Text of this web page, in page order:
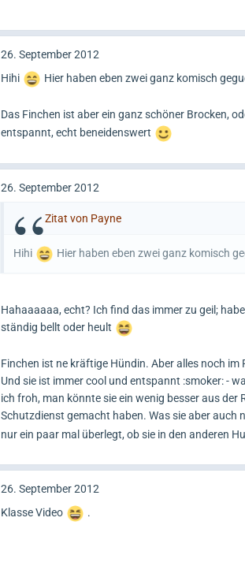
26. September 2012
Hihi
Hier haben eben zwei ganz komisch
Das Finchen ist aber ein ganz schöner Brocken,
entspannt, echt beneidenswert
26. September 2012
Zitat von Payne
Hihi Hier haben eben zwei ganz komisch
Hahaaaaaa, echt? Ich find das immer zu geil;
ständig bellt oder heult
Finchen ist ne kräftige Hündin. Aber alles noch im
Und sie ist immer cool und entspannt :smoker: -
ich froh, man könnte sie ein wenig besser aus
Schutzdienst gemacht haben. Was sie aber auch
nur ein paar mal überlegt, ob sie in den anderen
26. September 2012
Klasse Video
.